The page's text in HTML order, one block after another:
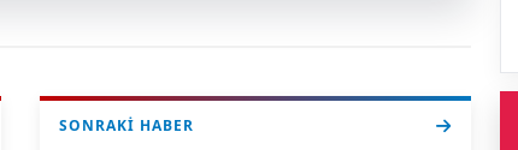
SONRAKI HABER